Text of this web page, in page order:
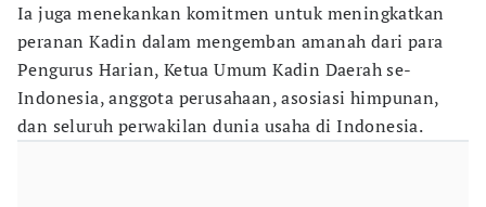
Ia juga menekankan komitmen untuk meningkatkan
peranan Kadin dalam mengemban amanah dari para
Pengurus Harian, Ketua Umum Kadin Daerah se-
Indonesia, anggota perusahaan, asosiasi himpunan,
dan seluruh perwakilan dunia usaha di Indonesia.